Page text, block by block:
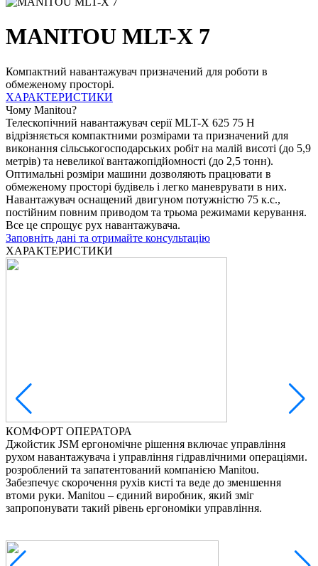
MANITOU MLT-X 7
Компактний навантажувач призначений для роботи в
обмеженому просторі.
ХАРАКТЕРИСТИКИ
Чому Manitou?
Телескопічний навантажувач серії MLT-X 625 75 H
відрізняється компактними розмірами та призначений для
виконання сільськогосподарських робіт на малій висоті (до 5,9
метрів) та невеликої вантажопідйомності (до 2,5 тонн).
Оптимальні розміри машини дозволяють працювати в
обмеженому просторі будівель і легко маневрувати в них.
Навантажувач оснащений двигуном потужністю 75 к.с.,
постійним повним приводом та трьома режимами керування.
Все це спрощує рух навантажувача.
Заповніть дані та отримайте консультацію
ХАРАКТЕРИСТИКИ
КОМФОРТ ОПЕРАТОРА
Джойстик JSM ергономічне рішення включає управління
рухом навантажувача і управління гідравлічними операціями.
розроблений та запатентований компанією Manitou.
Забезпечує скорочення рухів кисті та веде до зменшення
втоми руки. Manitou – єдиний виробник, який зміг
запропонувати такий рівень ергономіки управління.